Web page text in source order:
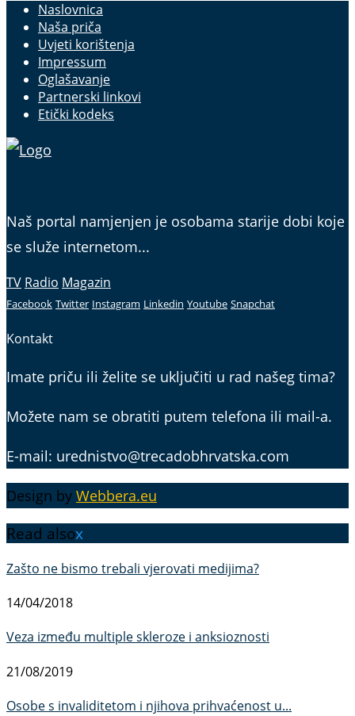
Naslovnica
Naša priča
Uvjeti korištenja
Impressum
Oglašavanje
Partnerski linkovi
Etički kodeks
Naš portal namjenjen je osobama starije dobi koje
se služe internetom...
TV Radio Magazin
Facebook Twitter Instagram Linkedin Youtube Snapchat
Kontakt
Imate priču ili želite se uključiti u rad našeg tima?
Možete nam se obratiti putem telefona ili mail-a.
E-mail: urednistvo@trecadobhrvatska.com
Design by Webbera.eu
Read alsox
Zašto ne bismo trebali vjerovati medijima?
14/04/2018
Veza između multiple skleroze i anksioznosti
21/08/2019
Osobe s invaliditetom i njihova prihvaćenost u...